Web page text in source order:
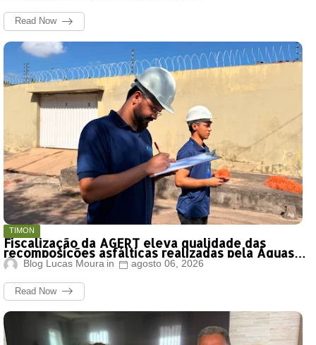
Read Now
TIMON
Fiscalização da AGERT eleva qualidade das
recomposições asfálticas realizadas pela Águas
de Timon
Blog Lucas Moura agosto 06, 2026
Read Now